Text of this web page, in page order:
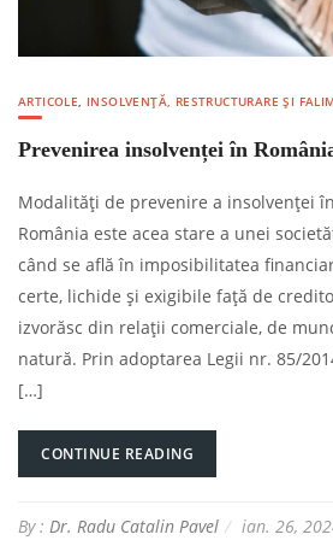
ARTICOLE, INSOLVENȚĂ, RESTRUCTURARE ȘI
Prevenirea insolvenței în
Modalități de prevenire a insolvenței
România este acea stare a unei
când se află în imposibilitatea
certe, lichide și exigibile față de
izvorăsc din relații comerciale, de
natură. Prin adoptarea Legii nr. 85/
[…]
CONTINUE READING
By : Dr. Radu Catalin Pavel ian. 26,